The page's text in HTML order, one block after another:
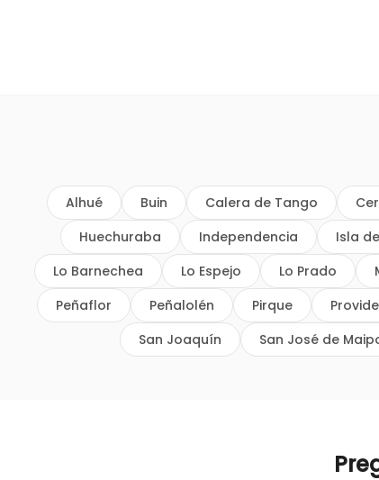
Alhué Buin Calera de Tango
Huechuraba
Independencia Isla
Lo Barnechea
Lo Espejo Lo Prado
Peñaflor
Peñalolén Pirque
San Joaquín
San José de